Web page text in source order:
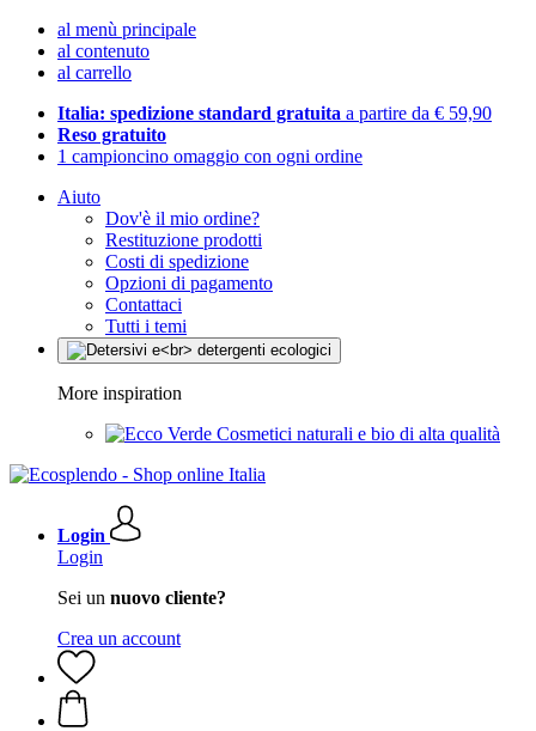
al menù principale
al contenuto
al carrello
Italia: spedizione standard gratuita a partire da € 59,90
Reso gratuito
1 campioncino omaggio con ogni ordine
Aiuto
Dov'è il mio ordine?
Restituzione prodotti
Costi di spedizione
Opzioni di pagamento
Contattaci
Tutti i temi
More inspiration
Cosmetici naturali e bio di alta qualità
Login
Login
Sei un nuovo cliente?
Crea un account